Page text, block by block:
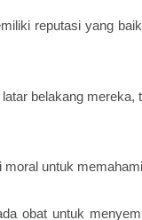
reputasi yang
belakang mereka,
untuk
obat untuk